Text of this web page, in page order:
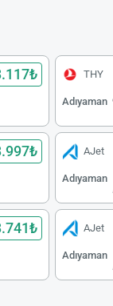
THY
Adıyaman
AJet
Adıyaman
AJet
Adıyaman